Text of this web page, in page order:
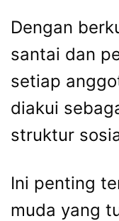
Dengan
santai dan
setiap
diakui
struktur
Ini penting
muda yang